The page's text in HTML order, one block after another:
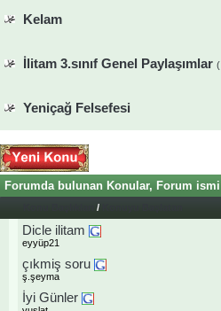
Kelam
İlitam 3.sınıf Genel Paylaşımlar (
Yeniçağ Felsefesi
Forumda bulunan Konular, Forum ismi
/
Dicle ilitam
eyyüp21
çıkmiş soru
ş.şeyma
İyi Günler